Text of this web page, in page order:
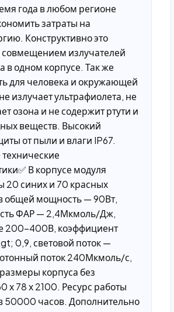
года в любом регионе
затраты на
Конструктивно это
совмещением излучателей
в одном корпусе. Так же
для человека и окружающей
излучает ультрафиолета, не
озона и не содержит ртути и
веществ. Высокий
от пыли и влаги IP67.
В корпусе модуля
20 синих и 70 красных
общей мощность — 90Вт,
ФАР — 2,4Мкмоль/Дж,
200-400В, коэффициент
0,9, световой поток —
поток 240Мкмоль/с,
корпуса без
х 78 х 2100. Ресурс работы
50000 часов. Дополнительно